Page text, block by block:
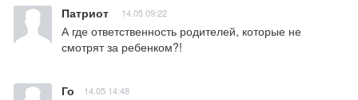
Патриот 14.05 09:22
А где ответственность родителей, которые не
смотрят за ребенком?!
Го 14.05 14:48